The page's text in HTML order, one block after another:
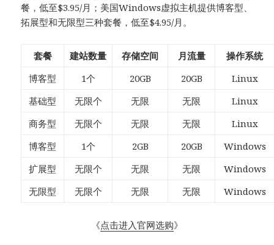
餐，低至$3.95/月；美国Windows虚拟主机提供博客型、
拓展型和无限型三种套餐，低至$4.95/月。
套餐 建站数量 存储空间 月流量
操作系统
博客型
1个 20GB 20GB
Linux
基础型
无限个 无限 无限
Linux
商务型
无限个 无限 无限
Linux
博客型
1个 2GB 20GB
Windows
扩展型
无限个 无限 无限
Windows
无限型
无限个 无限 无限 Windows
《点击进入官网选购》